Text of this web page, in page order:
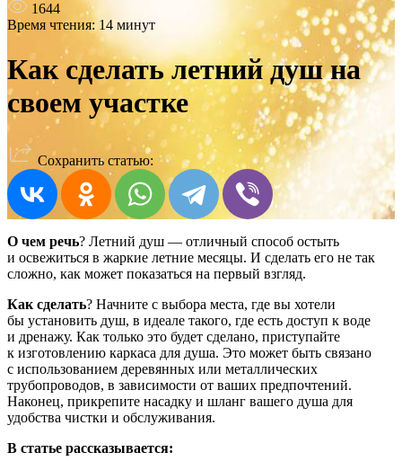
1644
Время чтения: 14 минут
Как сделать летний душ на
своем участке
Сохранить статью:
О чем речь? Летний душ — отличный способ остыть
и освежиться в жаркие летние месяцы. И сделать его не так
сложно, как может показаться на первый взгляд.
Как сделать? Начните с выбора места, где вы хотели
бы установить душ, в идеале такого, где есть доступ к воде
и дренажу. Как только это будет сделано, приступайте
к изготовлению каркаса для душа. Это может быть связано
с использованием деревянных или металлических
трубопроводов, в зависимости от ваших предпочтений.
Наконец, прикрепите насадку и шланг вашего душа для
удобства чистки и обслуживания.
В статье рассказывается: